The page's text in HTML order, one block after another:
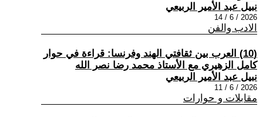
نبيل عبد الأمير الربيعي
2026 / 6 / 14
الادب والفن
(10) العرب بين ثقافتي الهند وفرنسا: قراءة في حوار
كامل الزهيري مع الأستاذ محمد رضا نصر الله
نبيل عبد الأمير الربيعي
2026 / 6 / 11
مقابلات و حوارات